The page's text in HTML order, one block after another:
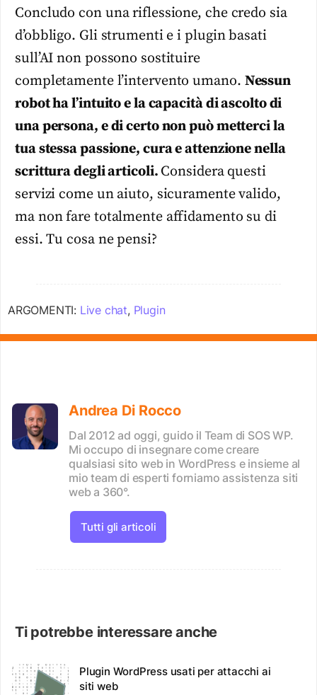
Concludo con una riflessione, che credo sia
d’obbligo. Gli strumenti e i plugin basati
sull’AI non possono sostituire
completamente l’intervento umano. Nessun
robot ha l’intuito e la capacità di ascolto di
una persona, e di certo non può metterci la
tua stessa passione, cura e attenzione nella
scrittura degli articoli. Considera questi
servizi come un aiuto, sicuramente valido,
ma non fare totalmente affidamento su di
essi. Tu cosa ne pensi?
ARGOMENTI: Live chat, Plugin
Andrea Di Rocco
Dal 2012 ad oggi, guido il Team di SOS WP.
Mi occupo di insegnare come creare
qualsiasi sito web in WordPress e insieme al
mio team di esperti forniamo assistenza siti
web a 360°.
Tutti gli articoli
Ti potrebbe interessare anche
Plugin WordPress usati per attacchi ai
siti web